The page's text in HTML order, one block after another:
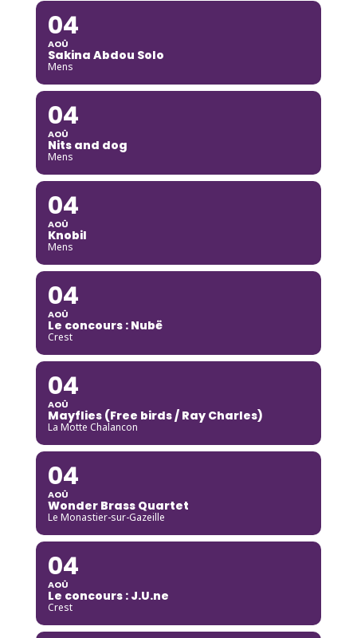
04
AOÛ
Sakina Abdou Solo
Mens
04
AOÛ
Nits and dog
Mens
04
AOÛ
Knobil
Mens
04
AOÛ
Le concours : Nubë
Crest
04
AOÛ
Mayflies (Free birds / Ray Charles)
La Motte Chalancon
04
AOÛ
Wonder Brass Quartet
Le Monastier-sur-Gazeille
04
AOÛ
Le concours : J.U.ne
Crest